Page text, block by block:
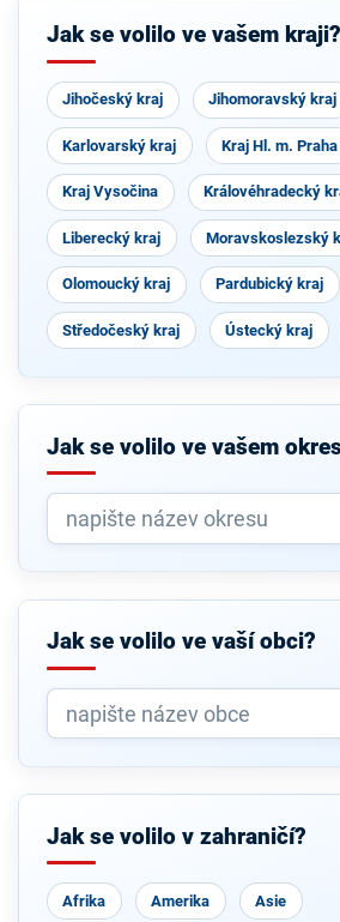
Jak se volilo ve vašem kraji?
Jihočeský kraj Jihomoravský kraj
Karlovarský kraj Kraj Hl. m. Praha
Kraj Vysočina Královéhradecký
Liberecký kraj Moravskoslezský
Olomoucký kraj Pardubický kraj
Středočeský kraj Ústecký kraj
Jak se volilo ve vašem
Jak se volilo ve vaší obci?
Jak se volilo v zahraničí?
Afrika Amerika Asie